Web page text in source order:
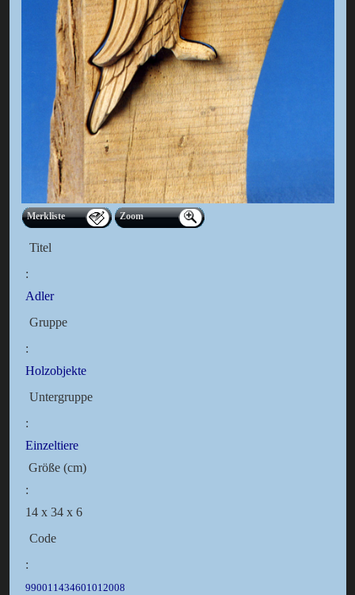
Merkliste Zoom
Titel
:
Adler
Gruppe
:
Holzobjekte
Untergruppe
:
Einzeltiere
Größe (cm)
:
14 x 34 x 6
Code
:
990011434601012008